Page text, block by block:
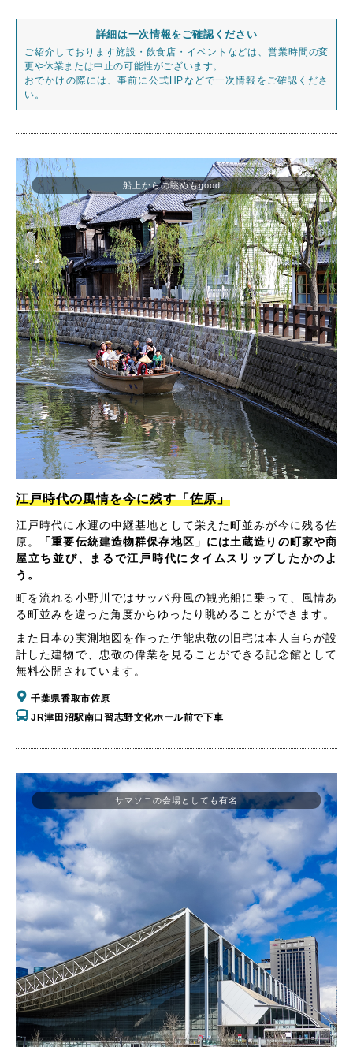
詳細は一次情報をご確認ください
ご紹介しております施設・飲食店・イベントなどは、営業時間の変
更や休業または中止の可能性がございます。
おでかけの際には、事前に公式HPなどで一次情報をご確認くださ
い。
船上からの眺めもgood！
江戸時代の風情を今に残す「佐原」
江戸時代に水運の中継基地として栄えた町並みが今に残る佐
原。
「重要伝統建造物群保存地区」には土蔵造りの町家や商
屋立ち並び、まるで江戸時代にタイムスリップしたかのよ
う。
町を流れる小野川ではサッパ舟風の観光船に乗って、風情あ
る町並みを違った角度からゆったり眺めることができます。
また日本の実測地図を作った伊能忠敬の旧宅は本人自らが設
計した建物で、忠敬の偉業を見ることができる記念館として
無料公開されています。
千葉県香取市佐原
JR津田沼駅南口習志野文化ホール前で下車
サマソニの会場としても有名